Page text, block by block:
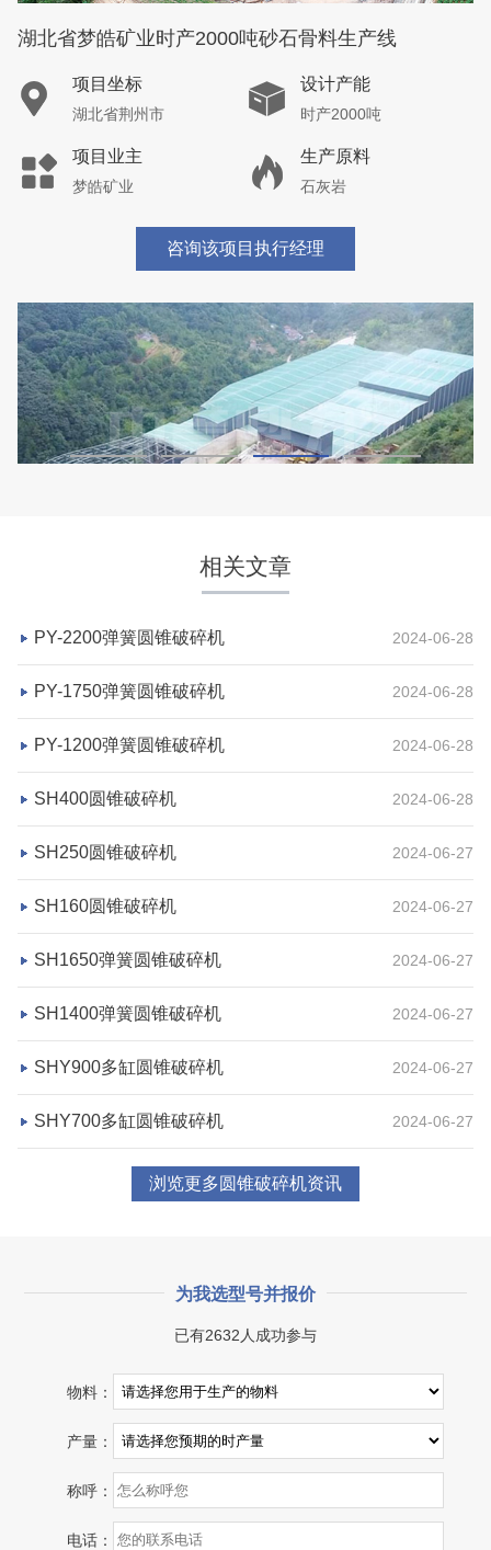
湖北省荆州市鼎盛矿业时产2000吨高钙石破碎生产
项目坐标
湖北省荆州市
设计产能
时产2000吨
项目业主
鼎盛矿业
生产原料
高钙石
湖北省宜昌市砂石集并日产一万吨砂石料生产线
项目坐标
湖北省宜昌市
项目业主
砂石集并中心
生产原料
建筑垃圾等石料
相关文章
PY-2200弹簧圆锥破碎机 2024-06-28
PY-1750弹簧圆锥破碎机 2024-06-28
PY-1200弹簧圆锥破碎机 2024-06-28
SH400圆锥破碎机 2024-06-28
SH250圆锥破碎机 2024-06-27
SH160圆锥破碎机 2024-06-27
SH1650弹簧圆锥破碎机 2024-06-27
SH1400弹簧圆锥破碎机 2024-06-27
SHY900多缸圆锥破碎机 2024-06-27
SHY700多缸圆锥破碎机 2024-06-27
浏览更多圆锥破碎机资讯
为我选型号并报价
已有2632人成功参与
物料：
产量：
称呼：
电话：